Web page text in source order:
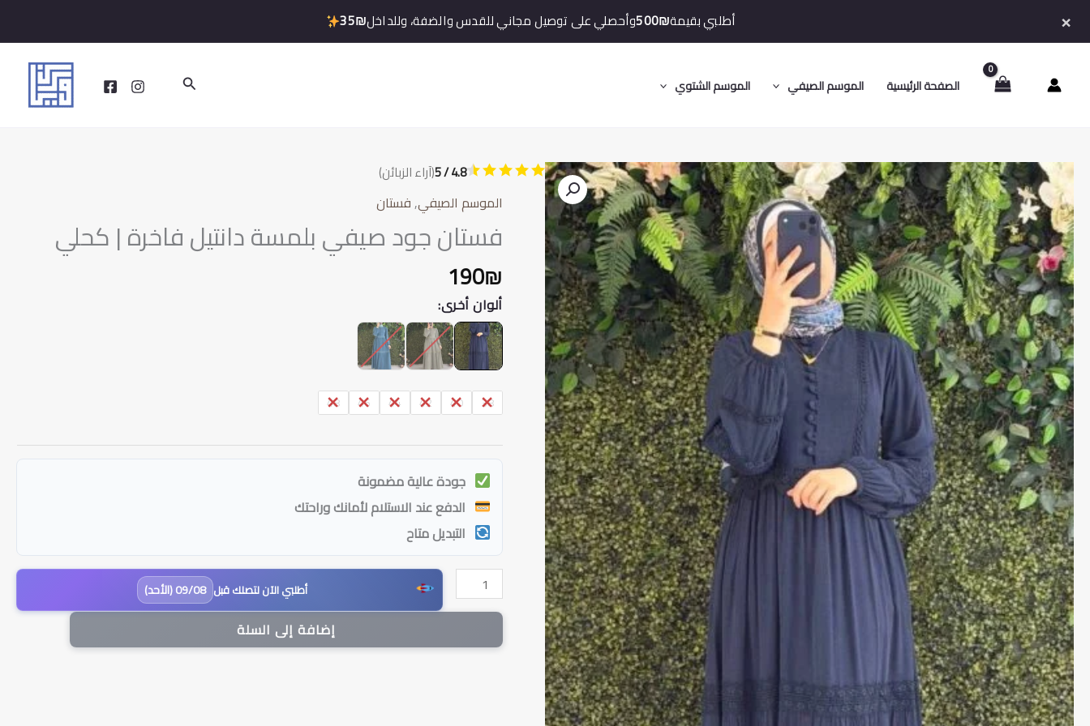
أطلبي بقيمة500₪وأحصلي على توصيل مجاني للقدس والضفة، وللداخل35₪ ×
الصفحة الرئيسية الموسم الصيفي الموسم الشتوي البحث
4.8 / 5 (آراء الزبائن)
الموسم الصيفي,فستان
فستان جود صيفي بلمسة دانتيل فاخرة | كحلي
190₪
ألوان أخرى:
38
40
42
44
46
48
جودة عالية مضمونة
الدفع عند الاستلام لأمانك وراحتك
التبديل متاح
كمية
فستان
جود
صيفي
إضافة إلى السلة
أطلبي الآن لتصلك قبل 09/08 (الأحد)